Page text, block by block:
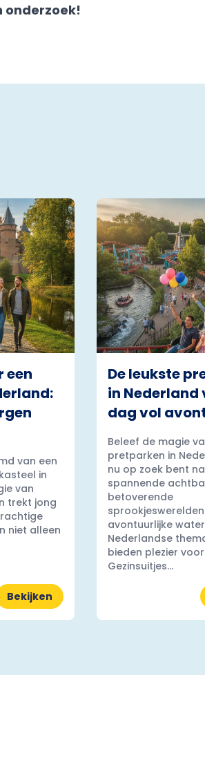
onderzoek!
een
van een
in
van
trekt jong
niet alleen
Bekijken
De leukste
in Nederland
dag vol
Beleef de magie
pretparken in
nu op zoek bent
spannende
betoverende
avontuurlijke
Nederlandse
bieden plezier
Gezinsuitjes...